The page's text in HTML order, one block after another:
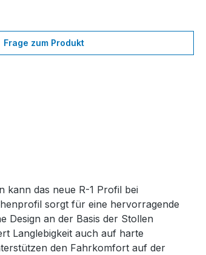
Frage zum Produkt
kann das neue R-1 Profil bei
sorgt für eine hervorragende
Design an der Basis der Stollen
Langlebigkeit auch auf harte
den Fahrkomfort auf der